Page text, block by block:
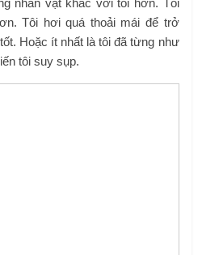
nhân vật khác với tôi hơn. Tôi
Tôi hơi quá thoải mái để trở
Hoặc ít nhất là tôi đã từng như
tôi suy sụp.